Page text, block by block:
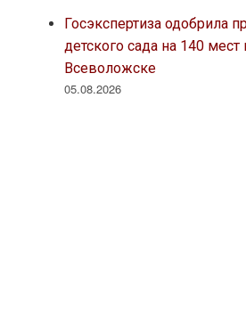
Госэкспертиза одобрила
детского сада на 140 мест
Всеволожске
05.08.2026